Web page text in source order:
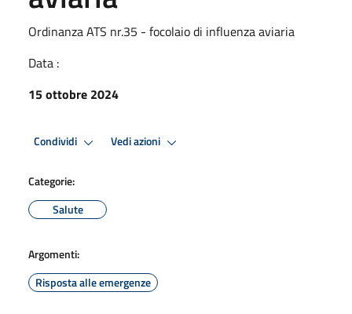
Ordinanza ATS nr.35 - focolaio di influenza aviaria
Data :
15 ottobre 2024
Condividi Vedi azioni
Categorie:
Salute
Argomenti:
Risposta alle emergenze